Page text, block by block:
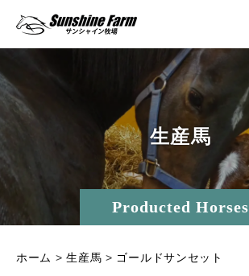
Producted Horses
生産馬
ホーム >生産馬 > ゴールドサンセット